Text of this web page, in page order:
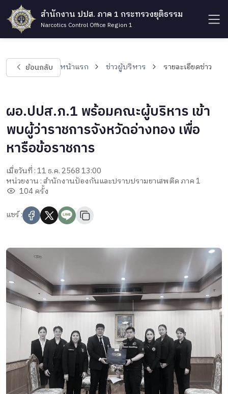
สำนักงาน ปปส. ภาค 1 กระทรวงยุติธรรม
Narcotics Control Office Region 1
ย้อนกลับ หน้าแรก ข่าวผู้บริหาร รายละเอียดข่าว
ผอ.ปปส.ภ.1 พร้อมคณะผู้บริหาร เข้า
พบผู้ว่าราชการจังหวัดอ่างทอง เพื่อ
หารือข้อราชการ
เมื่อวันที่ : 11 ธ.ค. 2568 13:00
หน่วยงาน : สำนักงานป้องกันและปราบปรามยาเสพติด ภาค 1
104 ครั้ง
แชร์ :